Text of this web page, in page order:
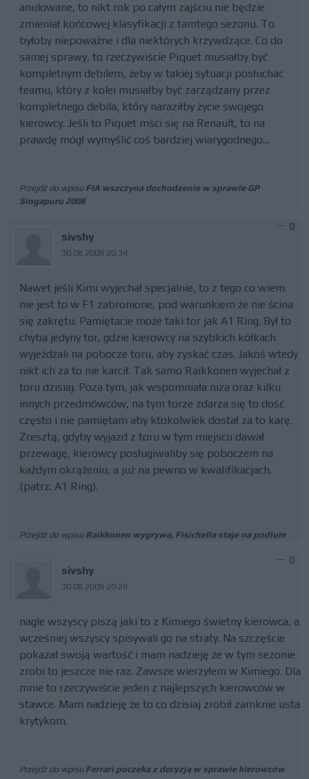
anulowane, to nikt rok po całym zajściu nie będzie
zmieniał końcowej klasyfikacji z tamtego sezonu. To
byłoby niepoważne i dla niektórych krzywdzące. Co do
samej sprawy, to rzeczywiście Piquet musiałby być
kompletnym debilem, żeby w takiej sytuacji posłuchać
teamu, który z kolei musiałby być zarządzany przez
kompletnego debila, który naraziłby życie swojego
kierowcy. Jeśli to Piquet mści się na Renault, to na
prawdę mógł wymyślić coś bardziej wiarygodnego...
Przejdź do wpisu FIA wszczyna dochodzenie w sprawie GP
Singapuru 2008
sivshy
30.08.2009 20:34
0
Nawet jeśli Kimi wyjechał specjalnie, to z tego co wiem
nie jest to w F1 zabronione, pod warunkiem że nie ścina
się zakrętu. Pamiętacie może taki tor jak A1 Ring. Był to
chyba jedyny tor, gdzie kierowcy na szybkich kółkach
wyjeżdżali na pobocze toru, aby zyskać czas. Jakoś wtedy
nikt ich za to nie karcił. Tak samo Raikkonen wyjechał z
toru dzisiaj. Poza tym, jak wspomniała niza oraz kilku
innych przedmówców, na tym torze zdarza się to dość
często i nie pamiętam aby ktokolwiek dostał za to karę.
Zresztą, gdyby wyjazd z toru w tym miejscu dawał
przewagę, kierowcy posługiwaliby się poboczem na
każdym okrążeniu, a już na pewno w kwalifikacjach.
(patrz: A1 Ring).
Przejdź do wpisu Raikkonen wygrywa, Fisichella staje na podium
sivshy
30.08.2009 20:29
0
nagle wszyscy piszą jaki to z Kimiego świetny kierowca, a
wcześniej wszyscy spisywali go na straty. Na szczęście
pokazał swoją wartość i mam nadzieję że w tym sezonie
zrobi to jeszcze nie raz. Zawsze wierzyłem w Kimiego. Dla
mnie to rzeczywiście jeden z najlepszych kierowców w
stawce. Mam nadzieję że to co dzisiaj zrobił zamknie usta
krytykom.
Przejdź do wpisu Ferrari poczeka z decyzją w sprawie kierowców